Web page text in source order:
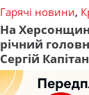
Гарячі новини,
На
річний
Сергій